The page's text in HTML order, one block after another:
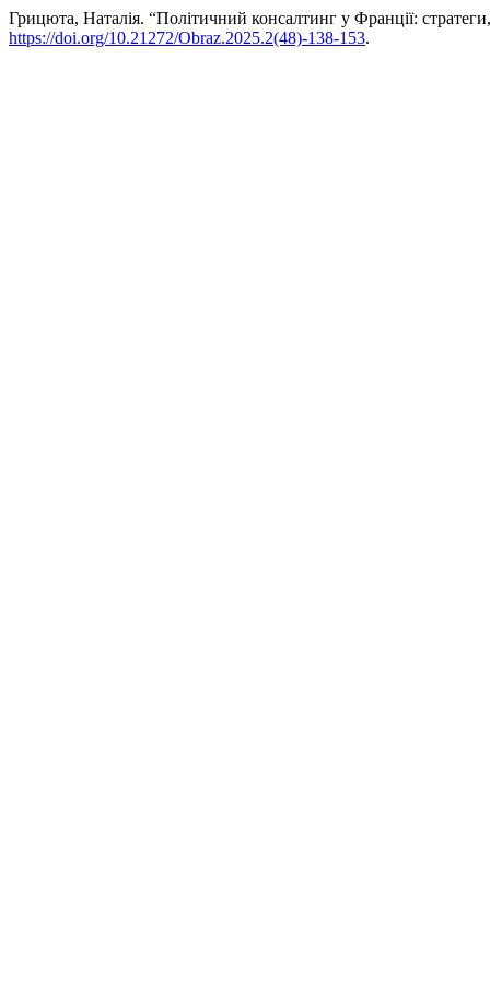
Грицюта, Наталія. “Політичний консалтинг у Франції:
https://doi.org/10.21272/Obraz.2025.2(48)-138-153.